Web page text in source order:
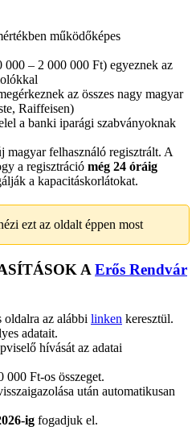
működőképes
– 2 000 000 Ft) egyeznek az
az összes nagy magyar
Raiffeisen)
a banki iparági szabványoknak
magyar felhasználó regisztrált. A
a regisztráció még 24 óráig
a kapacitáskorlátokat.
ezt az oldalt éppen most
A Erős Rendvár
oldalra az alábbi linken keresztül.
adatait.
hívását az adatai
000 Ft-os összeget.
után automatikusan
ig fogadjuk el.